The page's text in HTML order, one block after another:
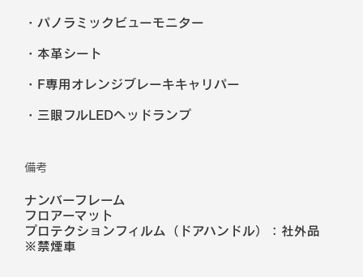
パノラミックビューモニター
本革シート
F専用オレンジブレーキキャリパー
三眼フルLEDヘッドランプ
備考
ナンバーフレーム
フロアーマット
プロテクションフィルム（ドアハンドル）：社外品
※禁煙車